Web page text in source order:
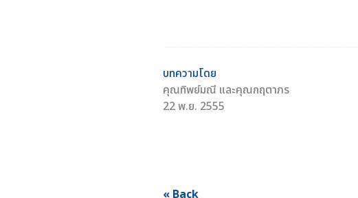
บทความโดย
คุณทิพย์มณี และคุณกฤตาภร
22 พ.ย. 2555
« Back